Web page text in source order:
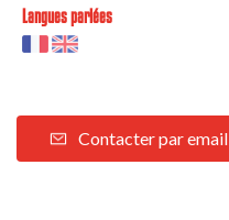
Langues parlées
Contacter par email